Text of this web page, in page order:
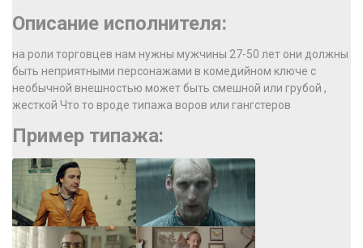
Описание исполнителя:
на роли торговцев нам нужны мужчины 27-50 лет они должны
быть неприятными персонажами в комедийном ключе с
необычной внешностью может быть смешной или грубой ,
жесткой Что то вроде типажа воров или гангстеров
Пример типажа: